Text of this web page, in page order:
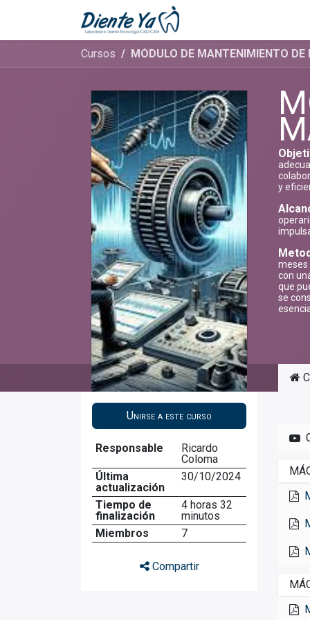
Cursos MÓDULO DE MANTENIMIENTO DE
y
meses
con
que
se
Unirse a este curso
Responsable
Ricardo
Coloma
Última
actualización
30/10/2024
Tiempo de
finalización
4 horas 32
minutos
Miembros
7
Compartir